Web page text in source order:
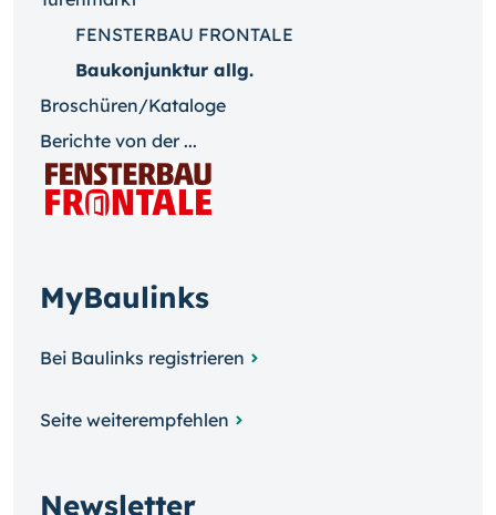
FENSTERBAU FRONTALE
Baukonjunktur allg.
Broschüren/Kataloge
Berichte von der ...
MyBaulinks
Bei Baulinks registrieren
Seite weiterempfehlen
Newsletter